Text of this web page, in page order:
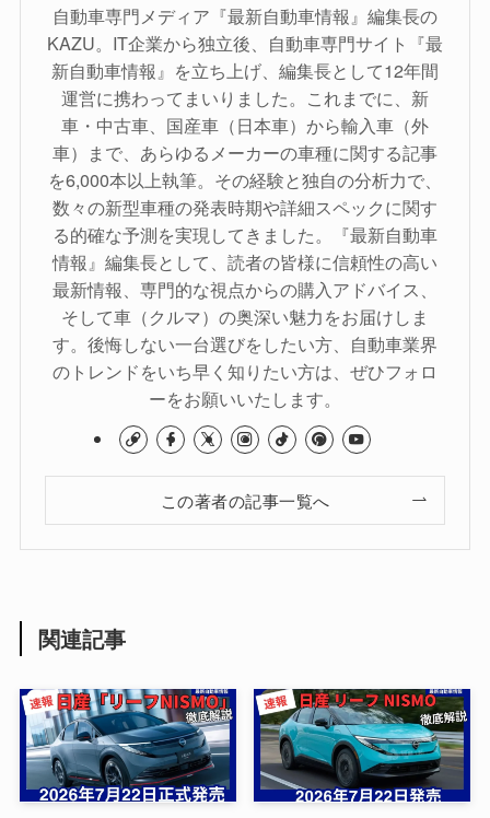
自動車専門メディア『最新自動車情報』編集長の
KAZU。IT企業から独立後、自動車専門サイト『最
新自動車情報』を立ち上げ、編集長として12年間
運営に携わってまいりました。これまでに、新
車・中古車、国産車（日本車）から輸入車（外
車）まで、あらゆるメーカーの車種に関する記事
を6,000本以上執筆。その経験と独自の分析力で、
数々の新型車種の発表時期や詳細スペックに関す
る的確な予測を実現してきました。『最新自動車
情報』編集長として、読者の皆様に信頼性の高い
最新情報、専門的な視点からの購入アドバイス、
そして車（クルマ）の奥深い魅力をお届けしま
す。後悔しない一台選びをしたい方、自動車業界
のトレンドをいち早く知りたい方は、ぜひフォロ
ーをお願いいたします。
この著者の記事一覧へ
関連記事